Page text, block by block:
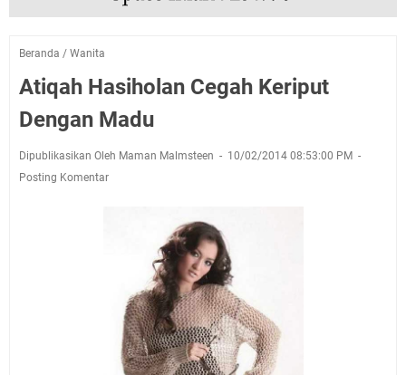
Beranda / Wanita
Atiqah Hasiholan Cegah Keriput
Dengan Madu
Dipublikasikan Oleh Maman Malmsteen
10/02/2014 08:53:00 PM
Posting Komentar